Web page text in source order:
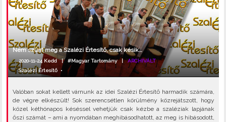
Nem szűnt meg a Szalézi Értesítő, csak késik…
2020-11-24 Kedd |#Magyar Tartomány|ARCHIVÁLT
Szalézi Értesítő •
Valóban sokat kellett várnunk az idei Szalézi Értesítő harmadik számára,
de végre elkészült! Sok szerencsétlen körülmény közrejátszott, hogy
közel kéthónapos késéssel vehetjük csak kézbe a szaléziak lapjának
őszi számát – ami a nyomdában meghibásodhatott, az meg is hibásodott,